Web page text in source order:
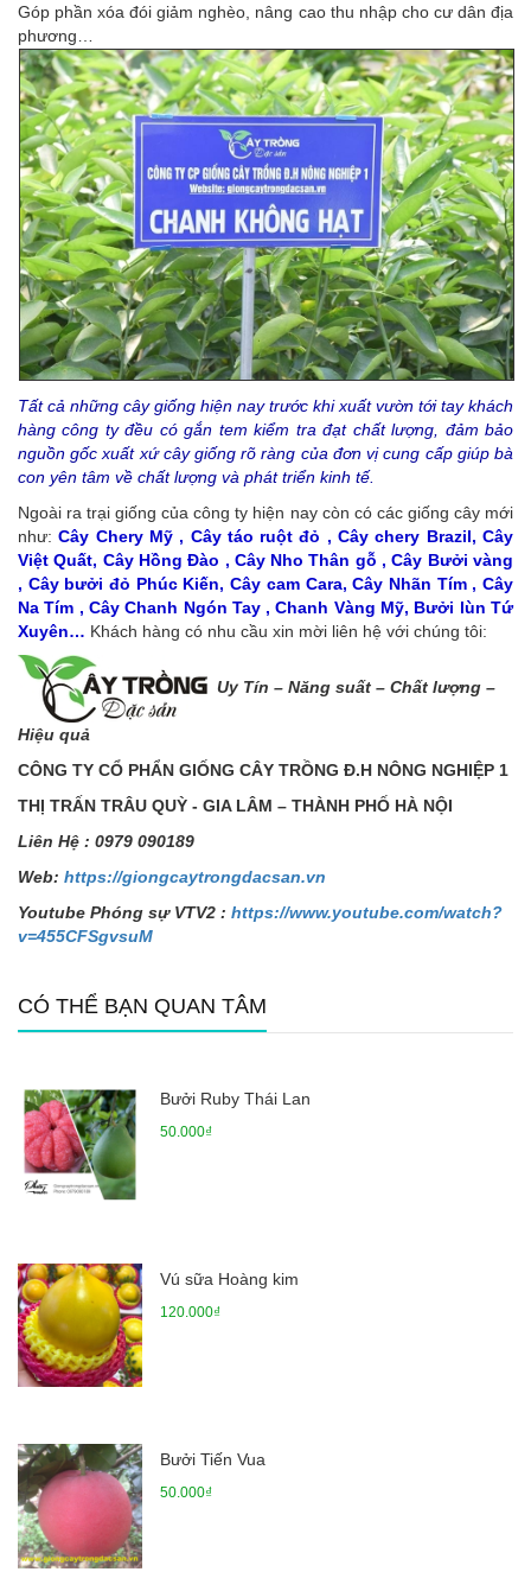
Góp phần xóa đói giảm nghèo, nâng cao thu nhập cho cư dân địa
phương…
Tất cả những cây giống hiện nay trước khi xuất vườn tới tay khách
hàng công ty đều có gắn tem kiểm tra đạt chất lượng, đảm bảo
nguồn gốc xuất xứ cây giống rõ ràng của đơn vị cung cấp giúp bà
con yên tâm về chất lượng và phát triển kinh tế.
Ngoài ra trại giống của công ty hiện nay còn có các giống cây mới
như:Cây Chery Mỹ , Cây táo ruột đỏ , Cây chery Brazil, Cây
Việt Quất, Cây Hồng Đào , Cây Nho Thân gỗ , Cây Bưởi vàng
, Cây bưởi đỏ Phúc Kiến, Cây cam Cara, Cây Nhãn Tím , Cây
Na Tím , Cây Chanh Ngón Tay , Chanh Vàng Mỹ, Bưởi lùn Tứ
Xuyên… Khách hàng có nhu cầu xin mời liên hệ với chúng tôi:
Uy Tín – Năng suất – Chất lượng –
Hiệu quả
CÔNG TY CỔ PHẨN GIỐNG CÂY TRỒNG Đ.H NÔNG NGHIỆP 1
THỊ TRẤN TRÂU QUỲ - GIA LÂM – THÀNH PHỐ HÀ NỘI
Liên Hệ : 0979 090189
Web: https://giongcaytrongdacsan.vn
Youtube Phóng sự VTV2 : https://www.youtube.com/watch?
v=455CFSgvsuM
CÓ THỂ BẠN QUAN TÂM
Bưởi Ruby Thái Lan
50.000₫
Vú sữa Hoàng kim
120.000₫
Bưởi Tiến Vua
50.000₫